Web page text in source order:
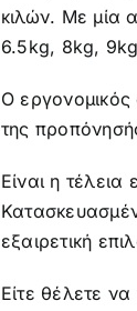
κιλών. Με μία
6.5kg, 8kg,
Ο
της
Είναι η
εξαιρετική
Είτε θέλετε